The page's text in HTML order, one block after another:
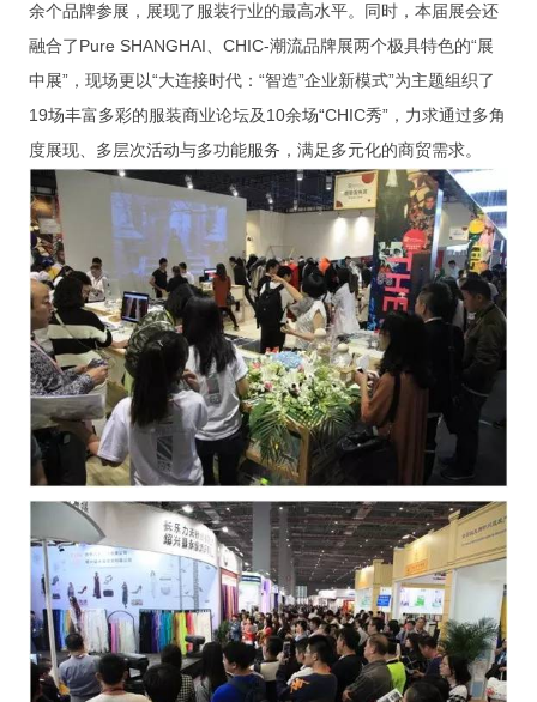
联系信息
加入我们
余个品牌参展，展现了服装行业的最高水平。同时，本届展会还
融合了Pure SHANGHAI、CHIC-潮流品牌展两个极具特色的“展
中展”，现场更以“大连接时代：“智造”企业新模式”为主题组织了
19场丰富多彩的服装商业论坛及10余场“CHIC秀”，力求通过多角
度展现、多层次活动与多功能服务，满足多元化的商贸需求。